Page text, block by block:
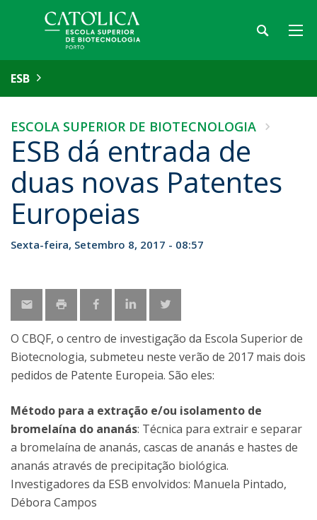
ESB
ESCOLA SUPERIOR DE BIOTECNOLOGIA
ESB dá entrada de
duas novas Patentes
Europeias
Sexta-feira, Setembro 8, 2017 - 08:57
O CBQF, o centro de investigação da Escola Superior de
Biotecnologia, submeteu neste verão de 2017 mais dois
pedidos de Patente Europeia. São eles:
Método para a extração e/ou isolamento de
bromelaína do ananás: Técnica para extrair e separar
a bromelaína de ananás, cascas de ananás e hastes de
ananás através de precipitação biológica.
Investigadores da ESB envolvidos: Manuela Pintado,
Débora Campos